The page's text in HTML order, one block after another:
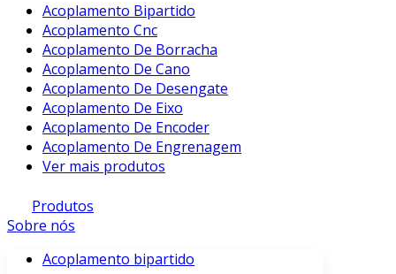
Acoplamento Bipartido
Acoplamento Cnc
Acoplamento De Borracha
Acoplamento De Cano
Acoplamento De Desengate
Acoplamento De Eixo
Acoplamento De Encoder
Acoplamento De Engrenagem
Ver mais produtos
Produtos
Sobre nós
Acoplamento bipartido